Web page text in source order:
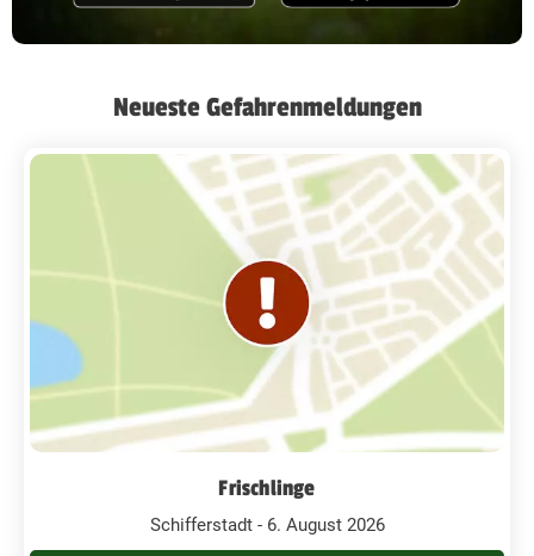
Neueste Gefahrenmeldungen
Frischlinge
Schifferstadt - 6. August 2026